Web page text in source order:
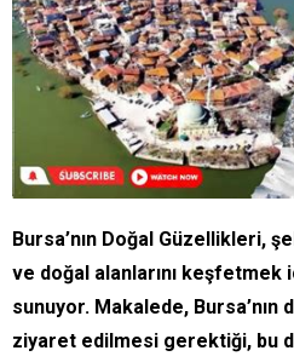
Bursa’nın Doğal Güzellikleri,
ve doğal alanlarını
sunuyor. Makalede,
ziyaret edilmesi gerektiği, bu